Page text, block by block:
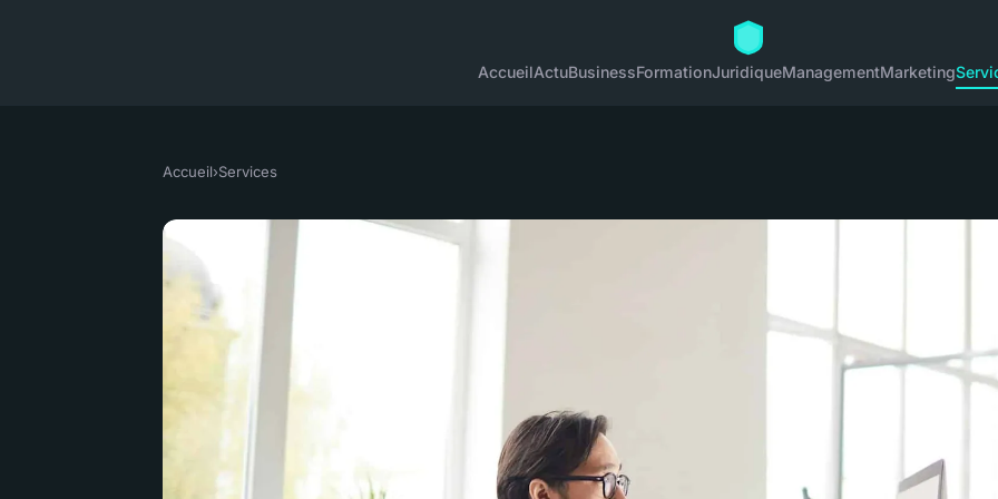
AccueilActuBusinessFormationJuridiqueManagementMarketing
Accueil›Services